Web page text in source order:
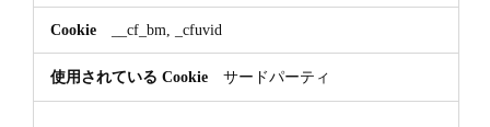
__cf_bm, _cfuvid
サードパーティ